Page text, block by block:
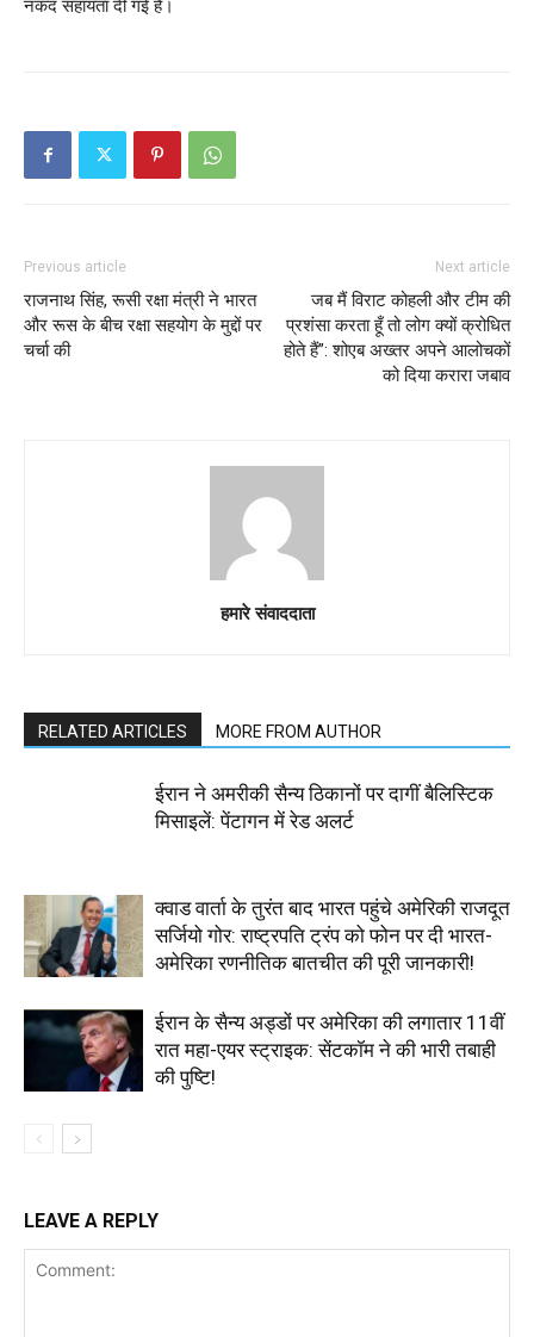
नकद सहायता दी गई है।
Previous article
राजनाथ सिंह, रूसी रक्षा मंत्री ने भारत
और रूस के बीच रक्षा सहयोग के मुद्दों पर
चर्चा की
Next article
जब मैं विराट कोहली और टीम की
प्रशंसा करता हूँ तो लोग क्यों क्रोधित
होते हैं”: शोएब अख्तर अपने आलोचकों
को दिया करारा जबाव
हमारे संवाददाता
RELATED ARTICLES MORE FROM AUTHOR
ईरान ने अमरीकी सैन्य ठिकानों पर दागीं बैलिस्टिक
मिसाइलें: पेंटागन में रेड अलर्ट
क्वाड वार्ता के तुरंत बाद भारत पहुंचे अमेरिकी राजदूत
सर्जियो गोर: राष्ट्रपति ट्रंप को फोन पर दी भारत-
अमेरिका रणनीतिक बातचीत की पूरी जानकारी!
ईरान के सैन्य अड्डों पर अमेरिका की लगातार 11वीं
रात महा-एयर स्ट्राइक: सेंटकॉम ने की भारी तबाही
की पुष्टि!
LEAVE A REPLY